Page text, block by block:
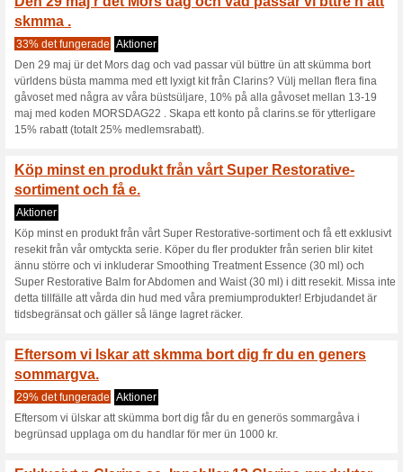
chansen att shoppa dem!.
Hallå alla skönhets-
dina favoritp.
Aktioner
Hallå alla skönhets- och
från Clarins under Black
Spenderar du mer än 800 kr
utkik på hemsidan under